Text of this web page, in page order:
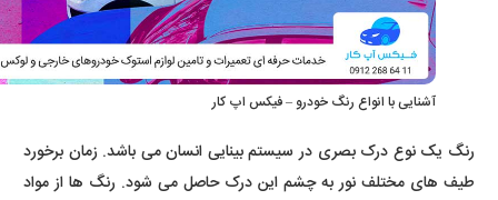
آشنایی با انواع رنگ خودرو – فیکس اپ کار
رنگ یک نوع درک بصری در سیستم بینایی انسان می باشد. زمان برخورد
طیف های مختلف نور به چشم این درک حاصل می شود. رنگ ها از مواد